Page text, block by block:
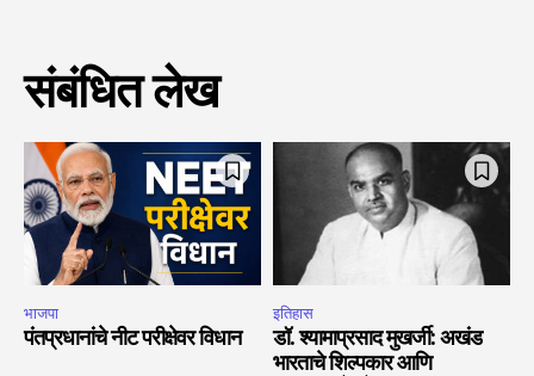
संबंधित लेख
भाजपा
पंतप्रधानांचे नीट परीक्षेवर विधान
इतिहास
डॉ. श्यामाप्रसाद मुखर्जी: अखंड
भारताचे शिल्पकार आणि